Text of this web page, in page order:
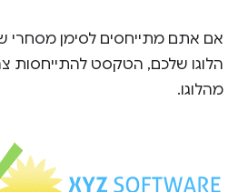
הלוגו שלכם, הטקסט להתייחסות
מהלוגו.